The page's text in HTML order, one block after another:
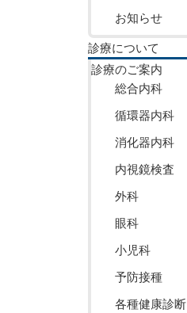
お知らせ
診療について
診療のご案内
総合内科
循環器内科
消化器内科
内視鏡検査
外科
眼科
小児科
予防接種
各種健康診断